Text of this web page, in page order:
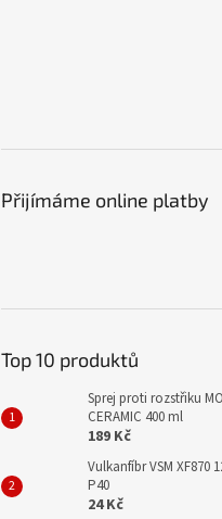
Přijímáme online platby
Top 10 produktů
Sprej proti rozstřiku
CERAMIC 400 ml
189 Kč
Vulkanfíbr VSM XF870
P40
24 Kč